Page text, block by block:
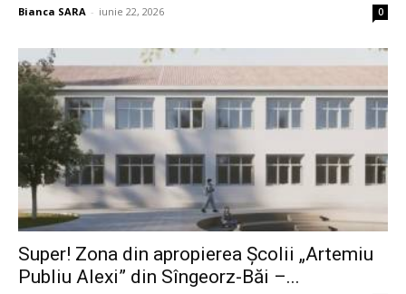
Bianca SARA - iunie 22, 2026 0
Super! Zona din apropierea Școlii „Artemiu
Publiu Alexi” din Sîngeorz-Băi –...